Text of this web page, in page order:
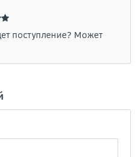
поступление? Может